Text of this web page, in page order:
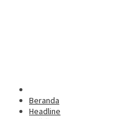
Beranda
Headline